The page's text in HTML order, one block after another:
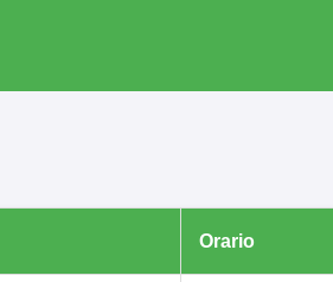
Orario